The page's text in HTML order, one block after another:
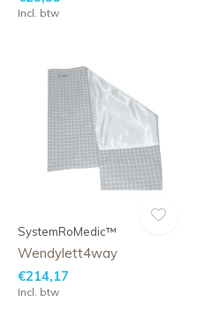
Incl. btw
SystemRoMedic™
Wendylett4way
€214,17
Incl. btw